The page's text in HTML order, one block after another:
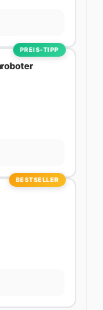
PREIS-TIPP
BESTSELLER